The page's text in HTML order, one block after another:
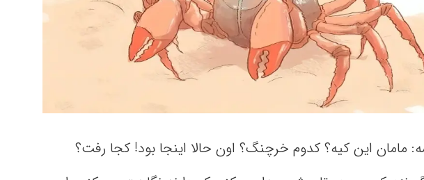
مامان این‌ کیه‌؟ کدوم خرچنگ‌؟ اون حالا اینجا بود! کجا رفت‌؟